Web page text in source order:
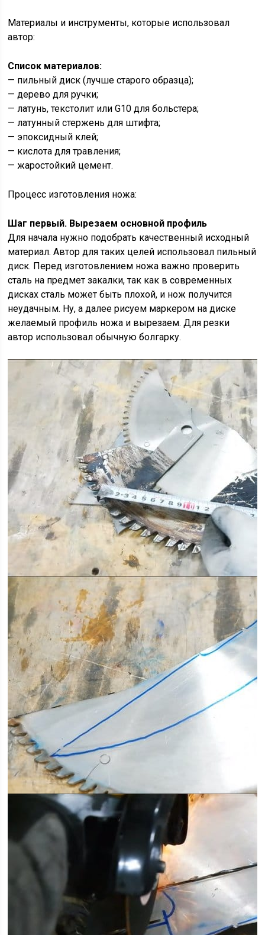
Материалы и инструменты, которые использовал
автор:
Список материалов:
— пильный диск (лучше старого образца);
— дерево для ручки;
— латунь, текстолит или G10 для больстера;
— латунный стержень для штифта;
— эпоксидный клей;
— кислота для травления;
— жаростойкий цемент.
Процесс изготовления ножа:
Шаг первый. Вырезаем основной профиль
Для начала нужно подобрать качественный исходный
материал. Автор для таких целей использовал пильный
диск. Перед изготовлением ножа важно проверить
сталь на предмет закалки, так как в современных
дисках сталь может быть плохой, и нож получится
неудачным. Ну, а далее рисуем маркером на диске
желаемый профиль ножа и вырезаем. Для резки
автор использовал обычную болгарку.